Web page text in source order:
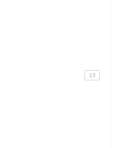
13